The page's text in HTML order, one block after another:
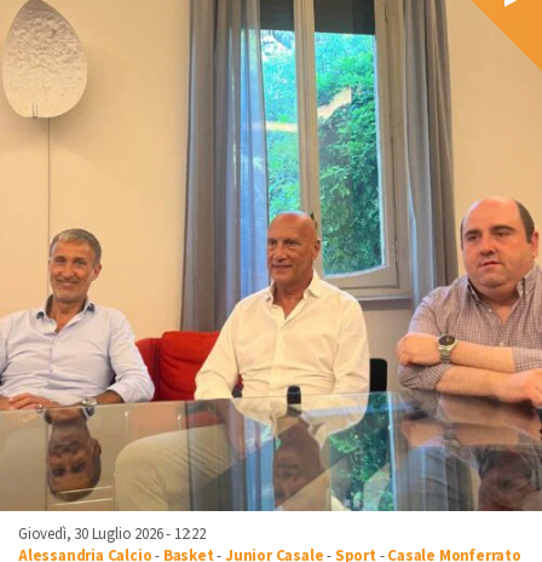
Giovedì, 30 Luglio 2026 - 12:22
Alessandria Calcio- Basket-Junior Casale-Sport -Casale Monferrato